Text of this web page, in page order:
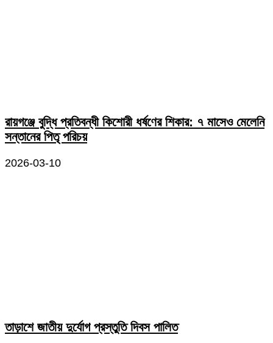
রায়গঞ্জে বুদ্ধি প্রতিবন্ধী কিশোরী ধর্ষণের শিকার: ৭ মাসেও মেলেনি
সন্তানের পিতৃ পরিচয়
2026-03-10
তাড়াশে জাতীয় দুর্যোগ প্রস্তুতি দিবস পালিত